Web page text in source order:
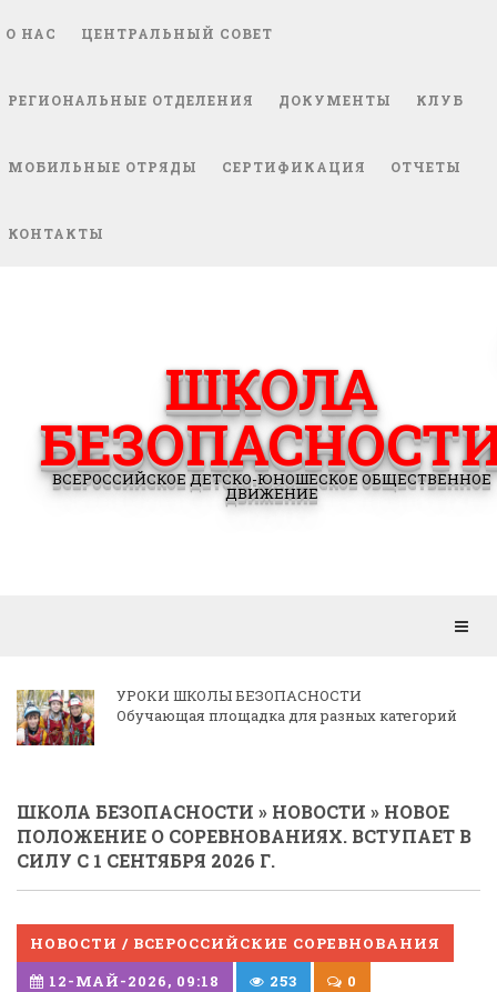
О НАС ЦЕНТРАЛЬНЫЙ СОВЕТ
РЕГИОНАЛЬНЫЕ ОТДЕЛЕНИЯ ДОКУМЕНТЫ КЛУБ
МОБИЛЬНЫЕ ОТРЯДЫ СЕРТИФИКАЦИЯ ОТЧЕТЫ
КОНТАКТЫ
ШКОЛА
ВСЕРОССИЙСКОЕ ДЕТСКО-ЮНОШЕСКОЕ ОБЩЕСТВЕННОЕ
ДВИЖЕНИЕ
УРОКИ ШКОЛЫ БЕЗОПАСНОСТИ
Обучающая площадка для разных категорий
ШКОЛА БЕЗОПАСНОСТИ » НОВОСТИ » НОВОЕ
ПОЛОЖЕНИЕ О СОРЕВНОВАНИЯХ. ВСТУПАЕТ В
СИЛУ С 1 СЕНТЯБРЯ 2026 Г.
НОВОСТИ / ВСЕРОССИЙСКИЕ СОРЕВНОВАНИЯ
12-МАЙ-2026, 09:18
253 0